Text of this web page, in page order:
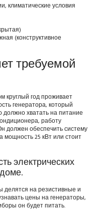
климатические условия
(конструктивное
требуемой
круглый год проживает
генератора, который
должно хватать на питание
работу
должен обеспечить систему
мощность 25 кВт или стоит
электрических
на резистивные и
цены на генераторы,
он будет питать.